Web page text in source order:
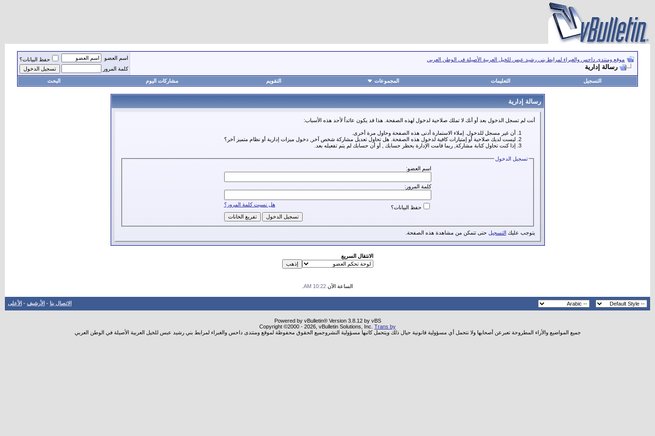
موقع ومنتدى داحس والغبراء لمرابط بني رشيد عبس للخيل العربية الأصيلة في الوطن العربي
رسالة إدارية
اسم العضو
حفظ البيانات؟
كلمة المرور
التسجيل التعليمات المجموعات التقويم مشاركات اليوم البحث
رسالة إدارية
أنت لم تسجل الدخول بعد أو أنك لا تملك صلاحية لدخول لهذه الصفحة. هذا قد يكون عائداً لأحد هذه الأسباب:
أن غير مسجل للدخول. إملاء الاستمارة أدنى هذه الصفحة وحاول مرة أخرى.
ليست لديك صلاحية أو إمتيازات كافية لدخول هذه الصفحة. هل تحاول تعديل مشاركة شخص آخر, دخول ميزات إدارية أو نظام متميز آخر؟
إذا كنت تحاول كتابة مشاركة, ربما قامت الإدارة بحظر حسابك , أو أن حسابك لم يتم تفعيله بعد.
تسجيل الدخول
اسم العضو:
كلمة المرور:
هل نسيت كلمة المرور؟ حفظ البيانات؟
يتوجب عليك التسجيل حتى تتمكن من مشاهدة هذه الصفحة.
الانتقال السريع
الساعة الآن 10:22 AM
الاتصال بنا - الأرشيف - الأعلى
Powered by vBulletin® Version 3.8.12 by vBS
Copyright ©2000 - 2026, vBulletin Solutions, Inc. Trans by
جميع المواضيع والأراء المطروحة تعبرعن أصحابها ولا نتحمل أي مسؤولية قانونية حيال ذلك ويتحمل كاتبها مسؤولية النشروجميع الحقوق محفوظة لموقع ومنتدى داحس والغبراء لمرابط بني رشيد عبس للخيل العربية الأصيلة في الوطن العربي